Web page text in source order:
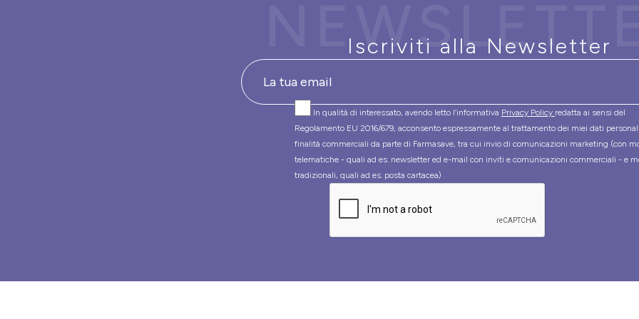
Iscriviti alla Newsletter
In qualità di interessato, avendo letto l’informativa Privacy Policy redatta ai sensi del
Regolamento EU 2016/679, acconsento espressamente al trattamento dei miei dati
finalità commerciali da parte di Farmasave, tra cui invio di comunicazioni marketing (con
telematiche - quali ad es. newsletter ed e-mail con inviti e comunicazioni commerciali - e
tradizionali, quali ad es. posta cartacea)